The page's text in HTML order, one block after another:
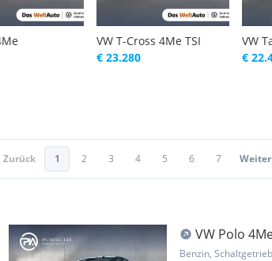
VW T-Cross 4Me TSI
€ 23.280
VW
€
Zurück 1 2 3 4 5 6 7 Weiter
VW Polo
Benzin,